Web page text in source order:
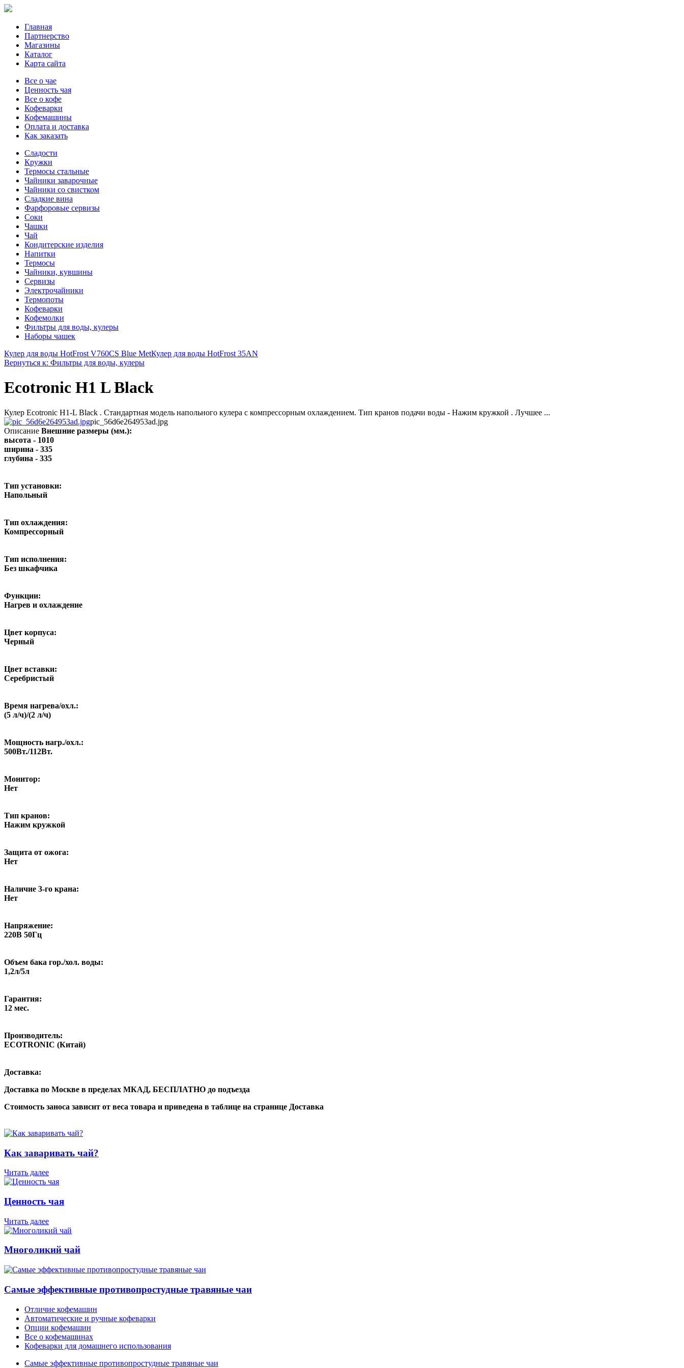
Главная
Партнерство
Магазины
Каталог
Карта сайта
Все о чае
Ценность чая
Все о кофе
Кофеварки
Кофемашины
Оплата и доставка
Как заказать
Сладости
Кружки
Термосы стальные
Чайники заварочные
Чайники со свистком
Сладкие вина
Фарфоровые сервизы
Соки
Чашки
Чай
Кондитерские изделия
Напитки
Термосы
Чайники, кувшины
Сервизы
Электрочайники
Термопоты
Кофеварки
Кофемолки
Фильтры для воды, кулеры
Наборы чашек
Кулер для воды HotFrost V760CS Blue MetКулер для воды HotFrost 35AN
Вернуться к: Фильтры для воды, кулеры
Ecotronic H1 L Black
Кулер Ecotronic H1-L Black . Стандартная модель напольного кулера с компрессорным охлаждением. Тип кранов подачи воды - Нажим кружкой . Лучшее ...
pic_56d6e264953ad.jpg
Описание Внешние размеры (мм.):
высота - 1010
ширина - 335
глубина - 335
Тип установки:
Напольный
Тип охлаждения:
Компрессорный
Тип исполнения:
Без шкафчика
Функции:
Нагрев и охлаждение
Цвет корпуса:
Черный
Цвет вставки:
Серебристый
Время нагрева/охл.:
(5 л/ч)/(2 л/ч)
Мощность нагр./охл.:
500Вт./112Вт.
Монитор:
Нет
Тип кранов:
Нажим кружкой
Защита от ожога:
Нет
Наличие 3-го крана:
Нет
Напряжение:
220В 50Гц
Объем бака гор./хол. воды:
1,2л/5л
Гарантия:
12 мес.
Производитель:
ECOTRONIC (Китай)
Доставка:
Доставка по Москве в пределах МКАД, БЕСПЛАТНО до подъезда
Стоимость заноса зависит от веса товара и приведена в таблице на странице Доставка
Как заваривать чай?
Читать далее
Ценность чая
Читать далее
Многоликий чай
Самые эффективные противопростудные травяные чаи
Отличие кофемашин
Автоматические и ручные кофеварки
Опции кофемашин
Все о кофемашинах
Кофеварки для домашнего использования
Самые эффективные противопростудные травяные чаи